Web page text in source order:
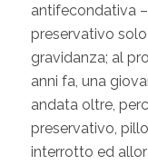
antifecondativa
preservativo solo
gravidanza; al
anni fa, una
andata oltre,
preservativo,
interrotto ed